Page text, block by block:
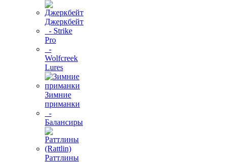
Джеркбейт
- Strike
Pro
-
Wolfcreek
Lures
Зимние
приманки
-
Балансиры
Раттлины